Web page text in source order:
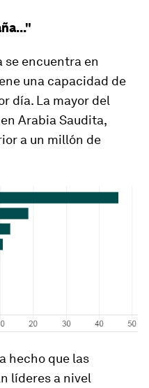
se encuentra en
una capacidad de
día. La mayor del
Arabia Saudita,
a un millón de
hecho que las
líderes a nivel